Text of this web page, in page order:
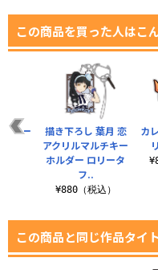
この商品を買った人はこ
カ
リー
描き下ろし 葉月 恋
アクリルマルチキー
ホルダー ロリータ
フ..
¥880（税込）
この商品と同じ作品タイ